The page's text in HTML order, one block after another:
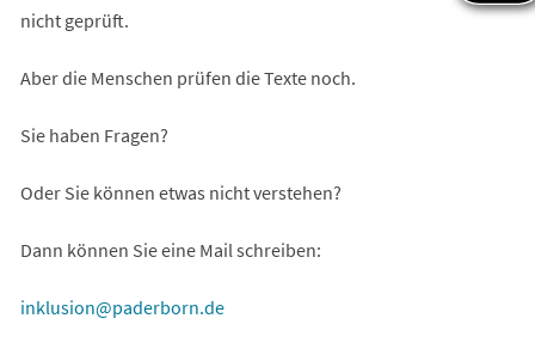
nicht geprüft.
Aber die Menschen prüfen die Texte noch.
Sie haben Fragen?
Oder Sie können etwas nicht verstehen?
Dann können Sie eine Mail schreiben:
inklusion paderborn de